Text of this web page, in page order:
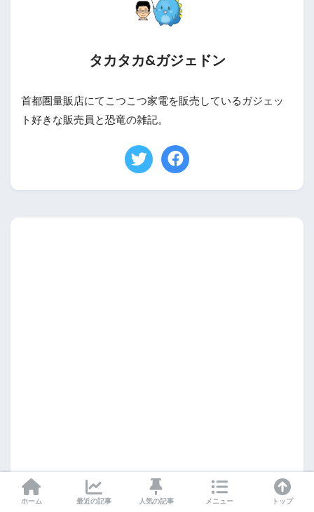
タカタカ&ガジェドン
首都圏量販店にてこつこつ家電を販売しているガジェッ
ト好きな販売員と恐竜の雑記。
ホーム 最近の記事 人気の記事 メニュー トップ